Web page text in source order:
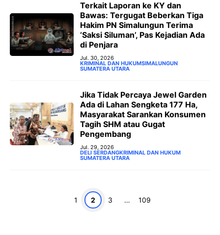
‎Terkait Laporan ke KY dan
Bawas: Tergugat Beberkan Tiga
Hakim PN Simalungun Terima
‘Saksi Siluman’, Pas Kejadian Ada
di Penjara
Jul. 30, 2026
KRIMINAL DAN HUKUMSIMALUNGUN
SUMATERA UTARA
‎Jika Tidak Percaya Jewel Garden
Ada di Lahan Sengketa 177 Ha,
Masyarakat Sarankan Konsumen
Tagih SHM atau Gugat
Pengembang
Jul. 29, 2026
DELI SERDANGKRIMINAL DAN HUKUM
SUMATERA UTARA
Halaman
1 Halaman
2 Halaman
3 … Halaman
109